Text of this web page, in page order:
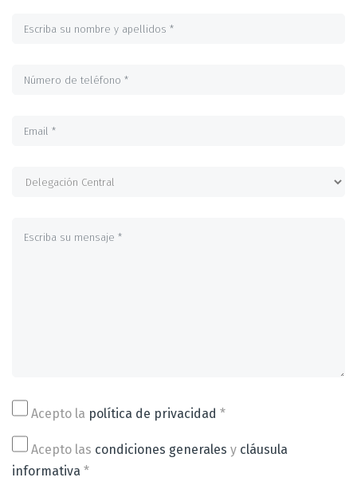
Acepto la política de privacidad *
Acepto las condiciones generales y cláusula
informativa *